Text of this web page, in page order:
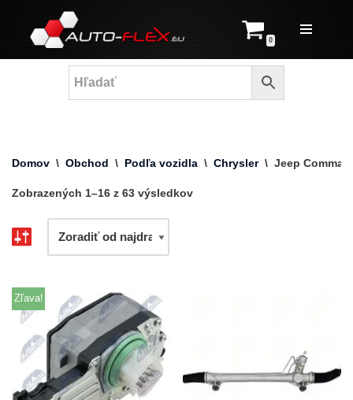
Prejsť
na
0
Domov \ Obchod \ Podľa vozidla \ Chrysler \ Jeep
Zobrazených 1–16 z 63 výsledkov
Zľava!